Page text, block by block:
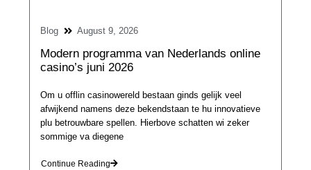
Blog August 9, 2026
Modern programma van Nederlands online
casino’s juni 2026
Om u offlin casinowereld bestaan ginds gelijk veel
afwijkend namens deze bekendstaan te hu innovatieve
plu betrouwbare spellen. Hierbove schatten wi zeker
sommige va diegene
Continue Reading